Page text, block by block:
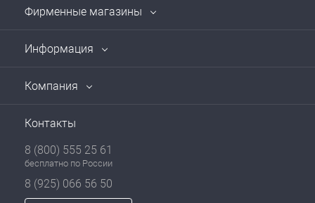
Фирменные магазины
Информация
Компания
Контакты
8 (800) 555 25 61
бесплатно по России
8 (925) 066 56 50